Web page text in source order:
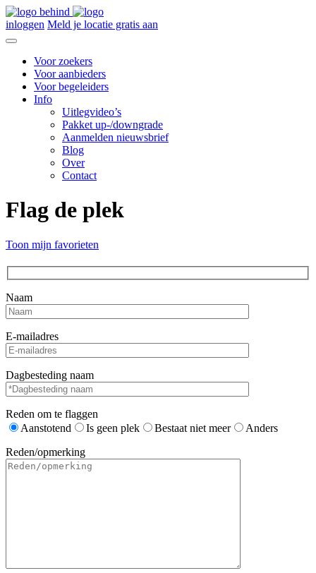
inloggen Meld je locatie gratis aan
Voor zoekers
Voor aanbieders
Voor begeleiders
Info
Uitlegvideo’s
Pakket up-/downgrade
Aanmelden nieuwsbrief
Blog
Over
Contact
Flag de plek
Toon mijn favorieten
Naam
E-mailadres
Dagbesteding naam
Reden om te flaggen
Aanstotend
Is geen plek Bestaat niet meer
Anders
Reden/opmerking